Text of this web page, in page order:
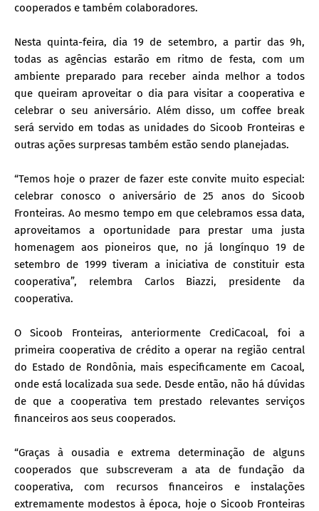
cooperados e também colaboradores.
Nesta quinta-feira, dia 19 de setembro, a partir das 9h,
todas as agências estarão em ritmo de festa, com um
ambiente preparado para receber ainda melhor a todos
que queiram aproveitar o dia para visitar a cooperativa e
celebrar o seu aniversário. Além disso, um coffee break
será servido em todas as unidades do Sicoob Fronteiras e
outras ações surpresas também estão sendo planejadas.
“Temos hoje o prazer de fazer este convite muito especial:
celebrar conosco o aniversário de 25 anos do Sicoob
Fronteiras. Ao mesmo tempo em que celebramos essa data,
aproveitamos a oportunidade para prestar uma justa
homenagem aos pioneiros que, no já longínquo 19 de
setembro de 1999 tiveram a iniciativa de constituir esta
cooperativa”, relembra Carlos Biazzi, presidente da
cooperativa.
O Sicoob Fronteiras, anteriormente CrediCacoal, foi a
primeira cooperativa de crédito a operar na região central
do Estado de Rondônia, mais especificamente em Cacoal,
onde está localizada sua sede. Desde então, não há dúvidas
de que a cooperativa tem prestado relevantes serviços
financeiros aos seus cooperados.
“Graças à ousadia e extrema determinação de alguns
cooperados que subscreveram a ata de fundação da
cooperativa, com recursos financeiros e instalações
extremamente modestos à época, hoje o Sicoob Fronteiras